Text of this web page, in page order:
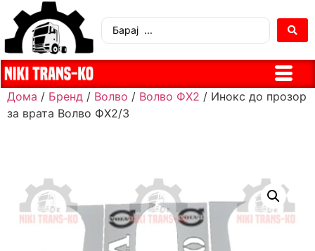
Дома / Бренд / Волво / Волво ФХ2 / Инокс до прозор
за врата Волво ФХ2/3